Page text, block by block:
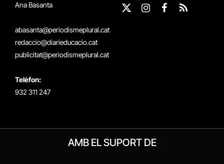
Ana Basanta
abasanta@periodismeplural.cat
redaccio@diarieducacio.cat
publicitat@periodismeplural.cat
Telèfon:
932 311 247
X
InstagramFacebook
RSS
AMB EL SUPORT DE